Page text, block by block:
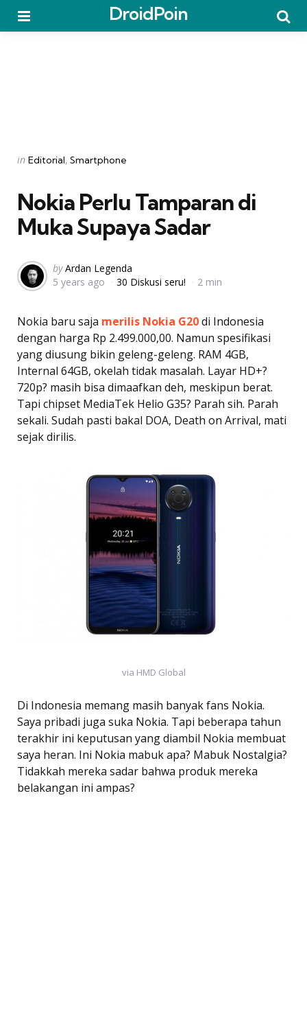
DroidPoin
Categories
Posted
in Editorial Smartphone
Nokia Perlu Tamparan di
Muka Supaya Sadar
Posted
by
by Ardan Legenda
5 years ago
30 Diskusi seru! 2 min
Nokia baru saja merilis Nokia G20di Indonesia
dengan harga Rp 2.499.000,00. Namun spesifikasi
yang diusung bikin geleng-geleng. RAM 4GB,
Internal 64GB, okelah tidak masalah. Layar HD+?
720p? masih bisa dimaafkan deh, meskipun berat.
Tapi chipset MediaTek Helio G35? Parah sih. Parah
sekali. Sudah pasti bakal DOA, Death on Arrival, mati
sejak dirilis.
via HMD Global
Di Indonesia memang masih banyak fans Nokia.
Saya pribadi juga suka Nokia. Tapi beberapa tahun
terakhir ini keputusan yang diambil Nokia membuat
saya heran. Ini Nokia mabuk apa? Mabuk Nostalgia?
Tidakkah mereka sadar bahwa produk mereka
belakangan ini ampas?